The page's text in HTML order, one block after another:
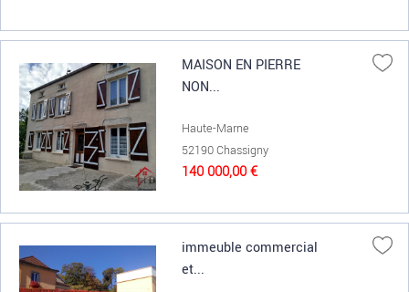
MAISON EN PIERRE
NON...
Haute-Marne
52190 Chassigny
140 000,00 €
immeuble commercial
et...